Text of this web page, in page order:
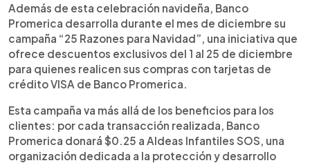
Además de esta celebración navideña, Banco
Promerica desarrolla durante el mes de diciembre su
campaña “25 Razones para Navidad”, una iniciativa que
ofrece descuentos exclusivos del 1 al 25 de diciembre
para quienes realicen sus compras con tarjetas de
crédito VISA de Banco Promerica.
Esta campaña va más allá de los beneficios para los
clientes: por cada transacción realizada, Banco
Promerica donará $0.25 a Aldeas Infantiles SOS, una
organización dedicada a la protección y desarrollo